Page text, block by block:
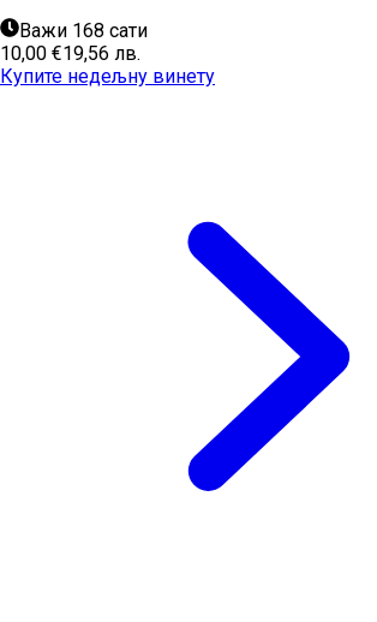
Важи 168 сати
10,00 €19,56 лв.
Купите недељну винету